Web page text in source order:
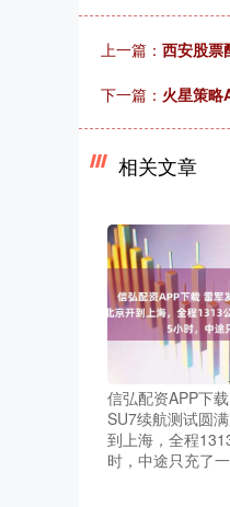
上一篇： 西安股票
下一篇： 火星策略
相关文章
信弘配资APP下
SU7续航测试圆
到上海，全程
时，中途只充了